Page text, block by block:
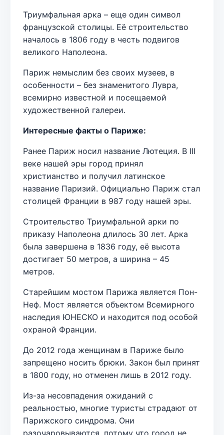
Триумфальная арка – еще один символ
французской столицы. Её строительство
началось в 1806 году в честь подвигов
великого Наполеона.
Париж немыслим без своих музеев, в
особенности – без знаменитого Лувра,
всемирно известной и посещаемой
художественной галереи.
Интересные факты о Париже:
Ранее Париж носил название Лютеция. В III
веке нашей эры город принял
христианство и получил латинское
название Паризий. Официально Париж стал
столицей Франции в 987 году нашей эры.
Строительство Триумфальной арки по
приказу Наполеона длилось 30 лет. Арка
была завершена в 1836 году, её высота
достигает 50 метров, а ширина – 45
метров.
Старейшим мостом Парижа является Пон-
Неф. Мост является объектом Всемирного
наследия ЮНЕСКО и находится под особой
охраной Франции.
До 2012 года женщинам в Париже было
запрещено носить брюки. Закон был принят
в 1800 году, но отменен лишь в 2012 году.
Из-за несовпадения ожиданий с
реальностью, многие туристы страдают от
Парижского синдрома. Они